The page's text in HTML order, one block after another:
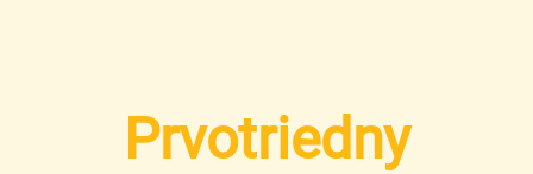
Prvotriedny